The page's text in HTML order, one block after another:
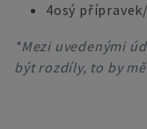
4osý
*Mezi uvedenými
být rozdíly, to by